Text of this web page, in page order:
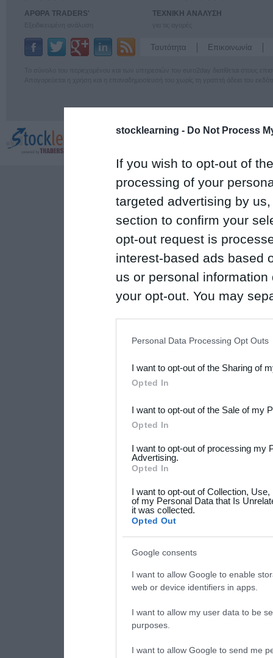
stocklearning - Do Not Process
If you wish to opt-out of
processing of your
targeted advertising by
section to confirm your
opt-out request is
interest-based ads based
us or personal
your opt-out. You may
Downstream Participants
third parties.
Please note that this
not limited to your visit or
grant or deny consent to
your data for below
consent section.
Personal Data Processing Opt Outs
I want to opt-out of the Sharing of
Opted In
I want to opt-out of the Sale of my
Opted In
I want to opt-out of processing my
Advertising.
Opted In
I want to opt-out of Collection,
of my Personal Data that Is
it was collected.
Opted Out
Google consents
I want to allow Google to enable
web or device identifiers in apps.
I want to allow my user data to be
purposes.
I want to allow Google to send me
ΑΡΘΡΑ TRADERS' ΤΕΧΝΙΚΗ ΑΝΑΛΥΣΗ
Ταυτότητα Επικοινωνία